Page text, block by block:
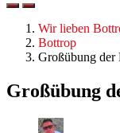
Wir lieben
Bottrop
Großübung der
Großübung